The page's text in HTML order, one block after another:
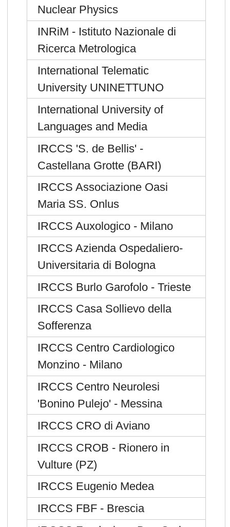
Nuclear Physics
INRiM - Istituto Nazionale di
Ricerca Metrologica
International Telematic
University UNINETTUNO
International University of
Languages and Media
IRCCS 'S. de Bellis' -
Castellana Grotte (BARI)
IRCCS Associazione Oasi
Maria SS. Onlus
IRCCS Auxologico - Milano
IRCCS Azienda Ospedaliero-
Universitaria di Bologna
IRCCS Burlo Garofolo - Trieste
IRCCS Casa Sollievo della
Sofferenza
IRCCS Centro Cardiologico
Monzino - Milano
IRCCS Centro Neurolesi
'Bonino Pulejo' - Messina
IRCCS CRO di Aviano
IRCCS CROB - Rionero in
Vulture (PZ)
IRCCS Eugenio Medea
IRCCS FBF - Brescia